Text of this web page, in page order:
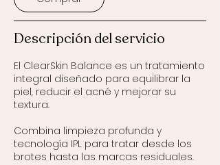
i
n
Descripción del servicio
El ClearSkin Balance es un tratamiento
integral diseñado para equilibrar la
piel, reducir el acné y mejorar su
textura.
Combina limpieza profunda y
tecnología IPL para tratar desde los
brotes hasta las marcas residuales.